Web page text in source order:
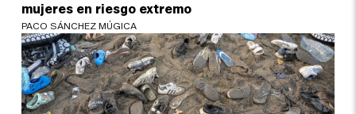
mujeres en riesgo extremo
PACO SÁNCHEZ MÚGICA